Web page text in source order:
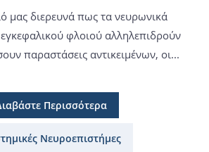
μας διερευνά πως τα νευρωνικά
φλοιού αλληλεπιδρούν
παραστάσεις αντικειμένων, οι...
Περισσότερα
Νευροεπιστήμες